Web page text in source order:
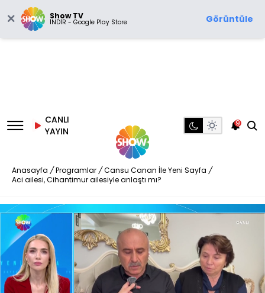
Show TV
İNDİR - Google Play Store Görüntüle
CANLI
YAYIN
9
Anasayfa / Programlar / Cansu Canan İle Yeni Sayfa /
Aci ailesi, Cihantimur ailesiyle anlaştı mı?